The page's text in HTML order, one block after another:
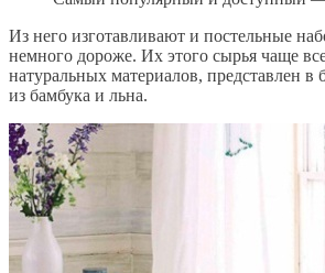
Из него изготавливают и постельные
немного дороже. Их этого сырья чаще
натуральных материалов, представлен
из бамбука и льна.